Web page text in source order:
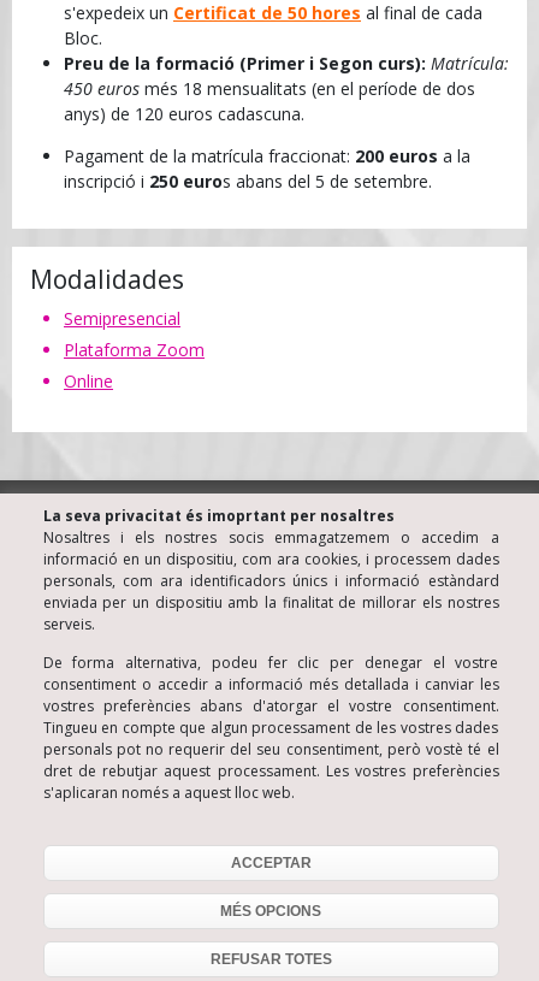
s'expedeix un Certificat de 50 hores al final de cada
Bloc.
Preu de la formació (Primer i Segon curs): Matrícula:
450 euros més 18 mensualitats (en el període de dos
anys) de 120 euros cadascuna.
Pagament de la matrícula fraccionat: 200 euros a la
inscripció i 250 euros abans del 5 de setembre.
Modalidades
Semipresencial
Plataforma Zoom
Online
® KINE Centre de Teràpia Familiar y de Parella • Barcelona
(Espanya)
Luis Santiago Almazán • Psicòleg Col·legiat nº 806
© Copyright 2006
Avís Legal
Política de Privacitat
Política de Cookies
Condicions de contractació
Política de Xarxes Socials
C/ Les Carolines, 13 - 08012 Barcelona
934 153 495
La seva privacitat és imoprtant per nosaltres
Nosaltres i els nostres socis emmagatzemem o accedim a
informació en un dispositiu, com ara cookies, i processem dades
personals, com ara identificadors únics i informació estàndard
enviada per un dispositiu amb la finalitat de millorar els nostres
serveis.
De forma alternativa, podeu fer clic per denegar el vostre
consentiment o accedir a informació més detallada i canviar les
vostres preferències abans d'atorgar el vostre consentiment.
Tingueu en compte que algun processament de les vostres dades
personals pot no requerir del seu consentiment, però vostè té el
dret de rebutjar aquest processament. Les vostres preferències
s'aplicaran només a aquest lloc web.
ACCEPTAR
MÉS OPCIONS
REFUSAR TOTES